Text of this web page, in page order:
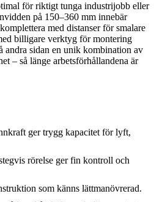
för riktigt tunga industrijobb eller
på 150–360 mm innebär
med distanser för smalare
billigare verktyg för montering
andra sidan en unik kombination av
– så länge arbetsförhållandena är
ger trygg kapacitet för lyft,
rörelse ger fin kontroll och
som känns lättmanövrerad.